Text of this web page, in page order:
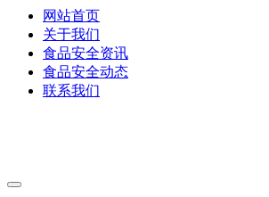
网站首页
关于我们
食品安全资讯
食品安全动态
联系我们